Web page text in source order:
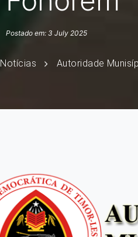
Postado em: 3 July 2025
Notícias Autoridade